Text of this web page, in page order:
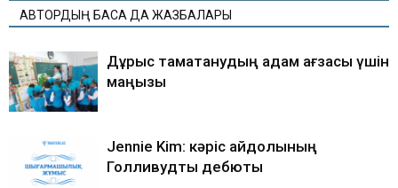
АВТОРДЫҢ БАСҚА ДА ЖАЗБАЛАРЫ
Дұрыс тамақтанудың адам ағзасы үшін
маңызы
Jennie Kim: кәріс айдолының
Голливудтық дебюты